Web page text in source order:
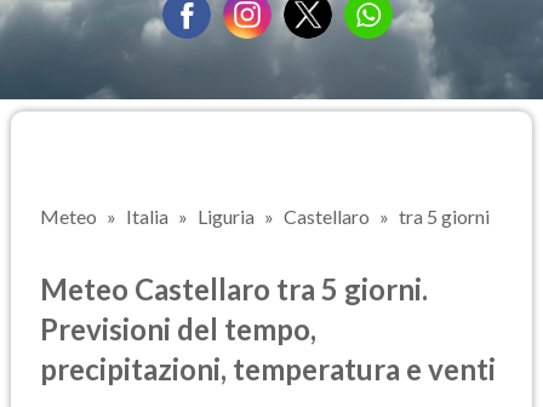
Meteo Italia Liguria Castellaro tra 5 giorni
Meteo Castellaro tra 5 giorni.
Previsioni del tempo,
precipitazioni, temperatura e venti